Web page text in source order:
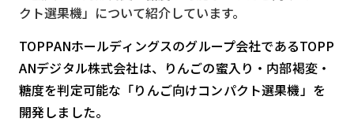
スマート〇〇
スマート農業
ドローン
ロボット
クト選果機」について紹介しています。
TOPPANホールディングスのグループ会社であるTOPP
ANデジタル株式会社は、りんごの蜜入り・内部褐変・
糖度を判定可能な「りんご向けコンパクト選果機」を
開発しました。